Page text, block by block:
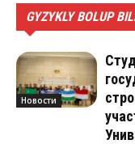
GYZYKLY BOLUP
Новости